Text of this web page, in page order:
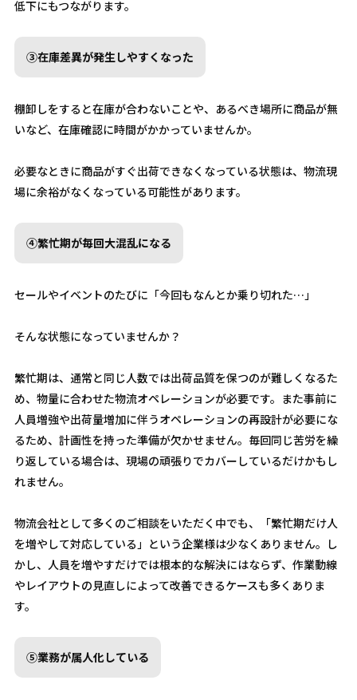
低下にもつながります。
③在庫差異が発生しやすくなった
棚卸しをすると在庫が合わないことや、あるべき場所に商品が無
いなど、在庫確認に時間がかかっていませんか。
必要なときに商品がすぐ出荷できなくなっている状態は、物流現
場に余裕がなくなっている可能性があります。
④繁忙期が毎回大混乱になる
セールやイベントのたびに「今回もなんとか乗り切れた…」
そんな状態になっていませんか？
繁忙期は、通常と同じ人数では出荷品質を保つのが難しくなるた
め、物量に合わせた物流オペレーションが必要です。また事前に
人員増強や出荷量増加に伴うオペレーションの再設計が必要にな
るため、計画性を持った準備が欠かせません。毎回同じ苦労を繰
り返している場合は、現場の頑張りでカバーしているだけかもし
れません。
物流会社として多くのご相談をいただく中でも、「繁忙期だけ人
を増やして対応している」という企業様は少なくありません。し
かし、人員を増やすだけでは根本的な解決にはならず、作業動線
やレイアウトの見直しによって改善できるケースも多くありま
す。
⑤業務が属人化している